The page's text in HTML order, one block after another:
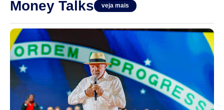
Money Talks veja mais